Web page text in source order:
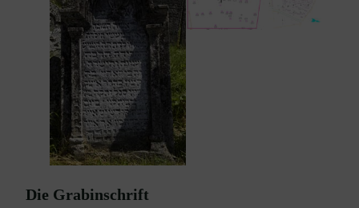
Die Grabinschrift